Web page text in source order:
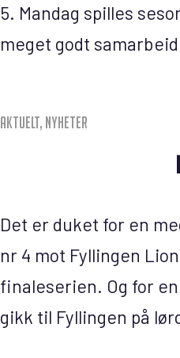
5. Mandag spilles
meget godt
Aktuelt, Nyheter
Det er duket for en
nr 4 mot Fyllingen
finaleserien. Og for
gikk til Fyllingen på